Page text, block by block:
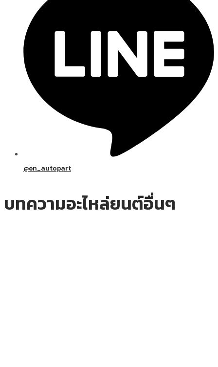
@en_autopart
บทความอะไหล่ยนต์อื่นๆ